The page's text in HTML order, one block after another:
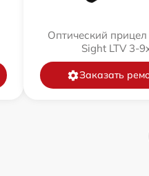
Оптический
Sight LTV 3-
Заказать